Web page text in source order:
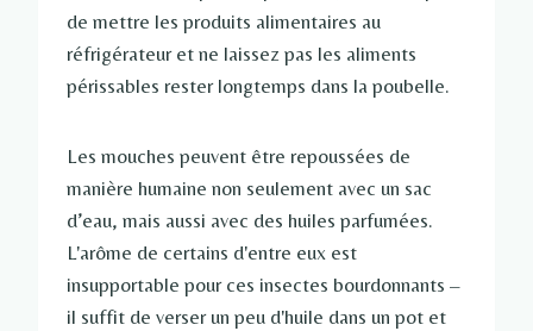
de mettre les produits alimentaires au
réfrigérateur et ne laissez pas les aliments
périssables rester longtemps dans la poubelle.
Les mouches peuvent être repoussées de
manière humaine non seulement avec un sac
d’eau, mais aussi avec des huiles parfumées.
L'arôme de certains d'entre eux est
insupportable pour ces insectes bourdonnants –
il suffit de verser un peu d'huile dans un pot et